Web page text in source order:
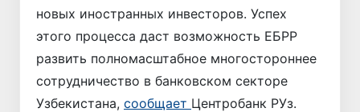
новых иностранных инвесторов. Успех
этого процесса даст возможность ЕБРР
развить полномасштабное многостороннее
сотрудничество в банковском секторе
Узбекистана, сообщает Центробанк РУз.